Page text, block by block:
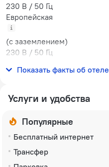
230 В / 50 Гц
Европейская
(с заземлением)
230 В / 50 Гц
79 номеров
Показать факты об отеле
Услуги и удобства
Популярные
Бесплатный интернет
Трансфер